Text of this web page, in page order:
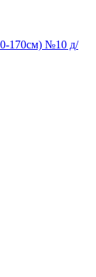
170см) №10 д/